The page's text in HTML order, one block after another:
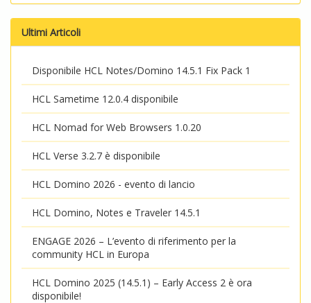
Ultimi Articoli
Disponibile HCL Notes/Domino 14.5.1 Fix Pack 1
HCL Sametime 12.0.4 disponibile
HCL Nomad for Web Browsers 1.0.20
HCL Verse 3.2.7 è disponibile
HCL Domino 2026 - evento di lancio
HCL Domino, Notes e Traveler 14.5.1
ENGAGE 2026 – L’evento di riferimento per la
community HCL in Europa
HCL Domino 2025 (14.5.1) – Early Access 2 è ora
disponibile!